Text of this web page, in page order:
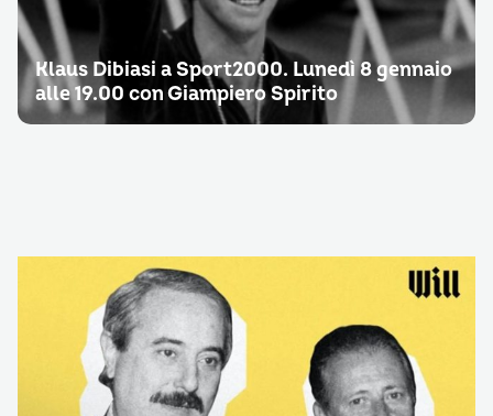
Klaus Dibiasi a Sport2000. Lunedì 8 gennaio
alle 19.00 con Giampiero Spirito